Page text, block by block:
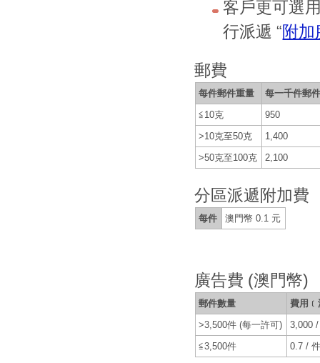
客戶更可選
行派遞 “附
郵費
每件郵件重量
每一千件郵
≦10克
950
>10克至50克
1,400
>50克至100克
2,100
分區派遞附加費
每件 澳門幣 0.1 元
廣告費 (澳門幣)
郵件數量
費用
>3,500件 (每一許可)
3,000
≦3,500件
0.7 /